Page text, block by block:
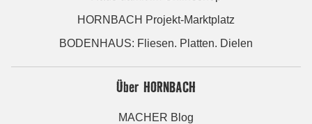
HORNBACH Projekt-Marktplatz
BODENHAUS: Fliesen. Platten. Dielen
Über HORNBACH
MACHER Blog